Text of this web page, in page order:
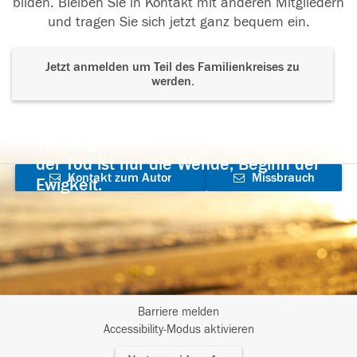
und tragen Sie sich jetzt ganz bequem ein.
Jetzt anmelden um Teil des Familienkreises zu
werden.
der Tod ist nur die Wende, Beginn der
Ewigkeit.
Kontakt zum Autor
aufnehmen
Missbrauch
Barriere melden
Accessibility-Modus aktivieren